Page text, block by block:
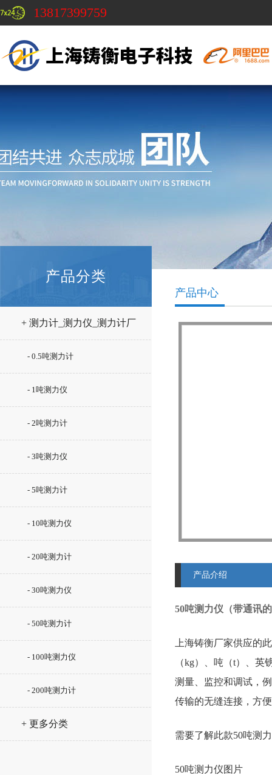
13817399759
产品分类
+ 测力计_测力仪_测力计厂
- 0.5吨测力计
- 1吨测力仪
- 2吨测力计
- 3吨测力仪
- 5吨测力计
- 10吨测力仪
- 20吨测力计
- 30吨测力仪
- 50吨测力计
- 100吨测力仪
- 200吨测力计
+ 更多分类
产品中心
产品介绍
50吨测力仪（带通讯
上海铸衡厂家供应的
（kg）、吨（t）、
测量、监控和调试，
传输的无缝连接，方
需要了解此款50吨测
50吨测力仪图片